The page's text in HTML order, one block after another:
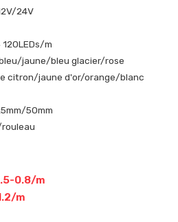
24V
120LEDs/m
jaune/bleu glacier/rose
citron/jaune d'or/orange/blanc
50mm
0.8/m
m